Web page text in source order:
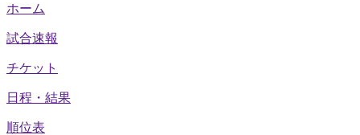
ホーム
試合速報
チケット
日程・結果
順位表